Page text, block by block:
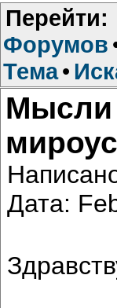
Перейти:
Форумов
Тема•
Мысли
Дата: